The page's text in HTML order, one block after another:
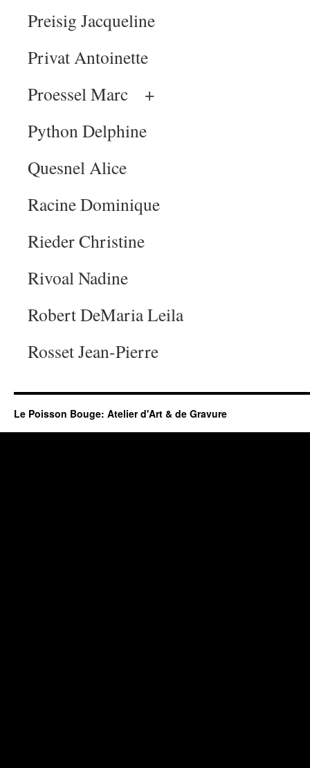
Preisig Jacqueline
Privat Antoinette
Proessel Marc +
Python Delphine
Quesnel Alice
Racine Dominique
Rieder Christine
Rivoal Nadine
Robert DeMaria Leila
Rosset Jean-Pierre
Le Poisson Bouge: Atelier d'Art & de Gravure